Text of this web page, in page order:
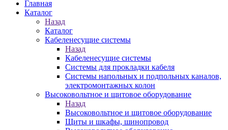
Главная
Каталог
Назад
Каталог
Кабеленесущие системы
Назад
Кабеленесущие системы
Системы для прокладки кабеля
Системы напольных и подпольных каналов,
электромонтажных колон
Высоковольтное и щитовое оборудование
Назад
Высоковольтное и щитовое оборудование
Щиты и шкафы, шинопровод